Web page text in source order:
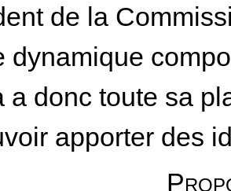
de la
dynamique
a donc toute sa
apporter des